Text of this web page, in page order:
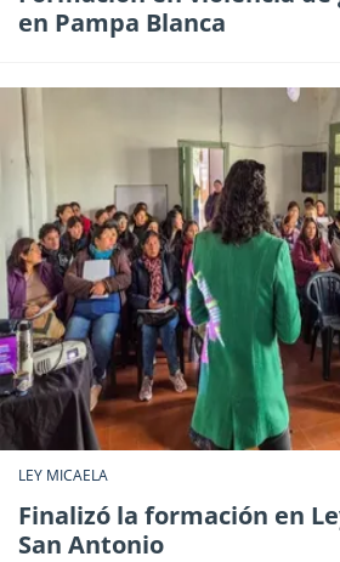
en Pampa Blanca
LEY MICAELA
Finalizó la formación en
San Antonio